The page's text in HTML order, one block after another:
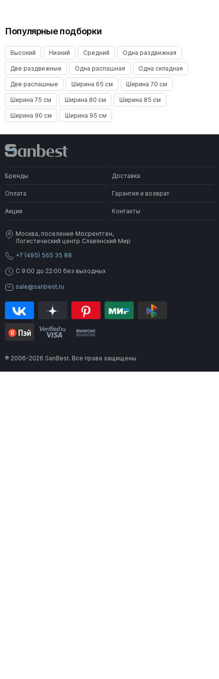
Популярные подборки
Высокий Низкий Средний Одна раздвижная
Две раздвижные Одна распашная Одна складная
Две распашные Ширина 65 см Ширина 70 см
Ширина 75 см Ширина 80 см Ширина 85 см
Ширина 90 см Ширина 95 см
Бренды Доставка
Оплата Гарантия и возврат
Акции Контакты
Москва, поселение Мосрентген,
Логистический центр Славянский Мир
+7 (495) 565 35 88
C 9:00 до 22:00 без выходных
sale@sanbest.ru
® 2006-2026 SanBest. Все права защищены